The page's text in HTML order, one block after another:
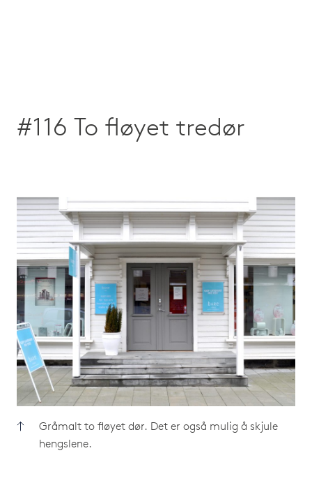
#116 To fløyet tredør
Gråmalt to fløyet dør. Det er også mulig å skjule
hengslene.